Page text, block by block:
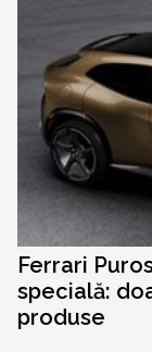
Ferrari
specială:
produse